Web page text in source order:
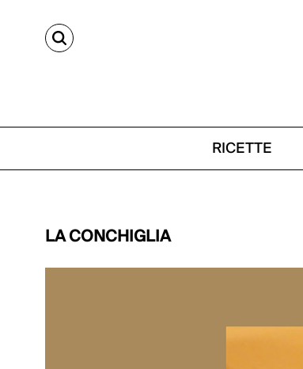
CERCA
RICETTE
LA CONCHIGLIA